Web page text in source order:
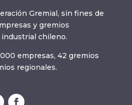
Gremial, sin fines de
y gremios
chileno.
empresas, 42 gremios
regionales.